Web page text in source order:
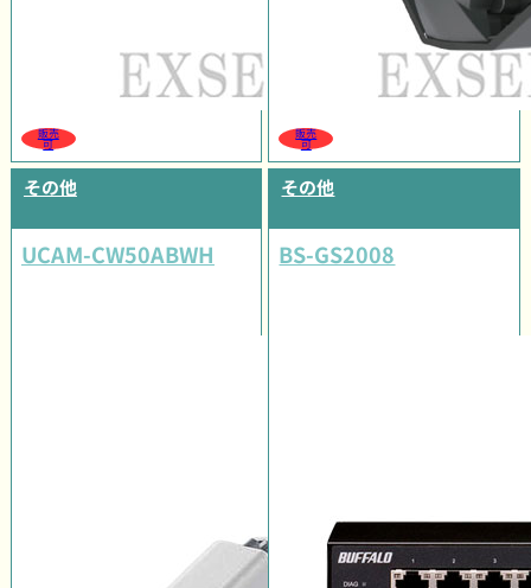
販売
可
販売
可
その他
UCAM-CW50ABWH
その他
BS-GS2008